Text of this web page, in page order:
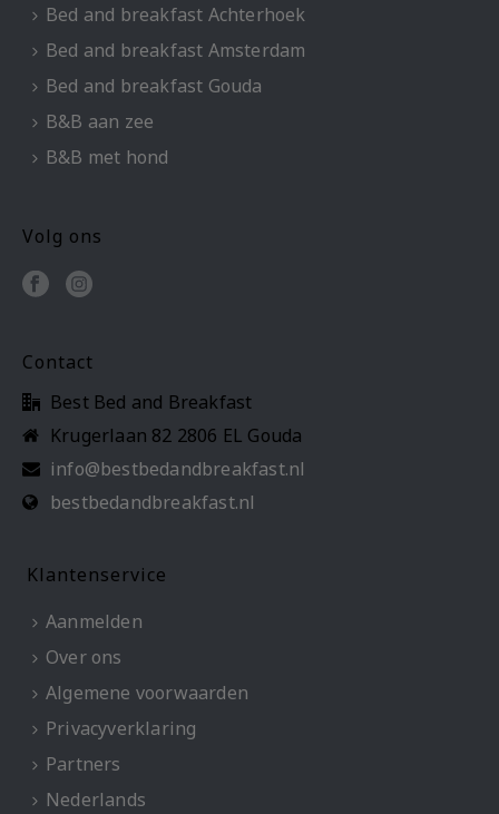
Bed and breakfast Achterhoek
Bed and breakfast Amsterdam
Bed and breakfast Gouda
B&B aan zee
B&B met hond
Volg ons
Contact
Best Bed and Breakfast
Krugerlaan 82 2806 EL Gouda
info@bestbedandbreakfast.nl
bestbedandbreakfast.nl
Klantenservice
Aanmelden
Over ons
Algemene voorwaarden
Privacyverklaring
Partners
Nederlands